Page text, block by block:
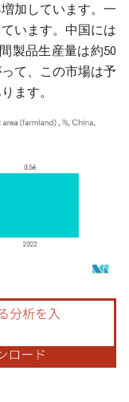
加しています。一
います。中国には
製品生産量は約50
て、この市場は予
ます。
表示が必要です。